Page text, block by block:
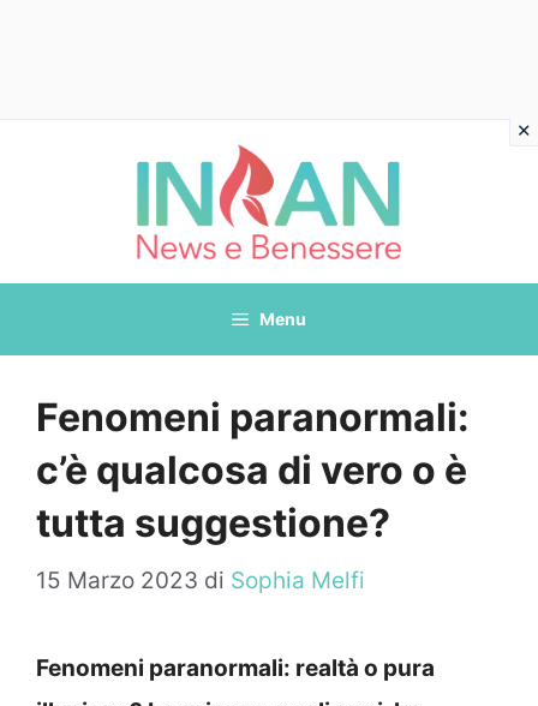
Menu
Fenomeni paranormali:
c’è qualcosa di vero o è
tutta suggestione?
15 Marzo 2023 di Sophia Melfi
Fenomeni paranormali: realtà o pura